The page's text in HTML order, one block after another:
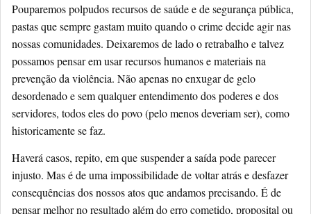
Pouparemos polpudos recursos de saúde e de segurança pública,
pastas que sempre gastam muito quando o crime decide agir nas
nossas comunidades. Deixaremos de lado o retrabalho e talvez
possamos pensar em usar recursos humanos e materiais na
prevenção da violência. Não apenas no enxugar de gelo
desordenado e sem qualquer entendimento dos poderes e dos
servidores, todos eles do povo (pelo menos deveriam ser), como
historicamente se faz.
Haverá casos, repito, em que suspender a saída pode parecer
injusto. Mas é de uma impossibilidade de voltar atrás e desfazer
consequências dos nossos atos que andamos precisando. É de
pensar melhor no resultado além do erro cometido, proposital ou